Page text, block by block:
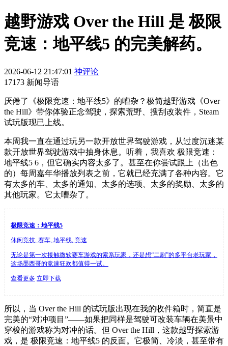
越野游戏 Over the Hill 是 极限
竞速：地平线5 的完美解药。
2026-06-12 21:47:01 神评论
17173 新闻导语
厌倦了《极限竞速：地平线5》的嘈杂？极简越野游戏《Over
the Hill》带你体验正念驾驶，探索荒野、搜刮改装件，Steam
试玩版现已上线。
本周我一直在通过玩另一款开放世界驾驶游戏，从过度沉迷某
款开放世界驾驶游戏中抽身休息。听着，我喜欢 极限竞速：
地平线5 6，但它确实内容太多了。甚至在你尝试跟上（出色
的）每周嘉年华播放列表之前，它就已经充满了各种内容。它
有太多的车、太多的通知、太多的选项、太多的奖励、太多的
其他玩家。它太嘈杂了。
极限竞速：地平线5
休闲竞技, 赛车, 地平线, 竞速
无论是第一次接触微软赛车游戏的索系玩家，还是想“二刷”的多平台老玩家，
这场墨西哥的竞速狂欢都值得一试。
查看更多 立即下载
所以，当 Over the Hill 的试玩版出现在我的收件箱时，简直是
完美的“对冲项目”——如果把同样是驾驶可改装车辆在美景中
穿梭的游戏称为对冲的话。但 Over the Hill，这款越野探索游
戏，是 极限竞速：地平线5 的反面。它极简、冷淡，甚至带有